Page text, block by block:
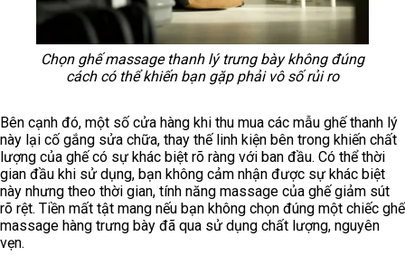
Chọn ghế massage thanh lý trưng bày không đúng
cách có thể khiến bạn gặp phải vô số rủi ro
Bên cạnh đó, một số cửa hàng khi thu mua các mẫu ghế thanh lý
này lại cố gắng sửa chữa, thay thế linh kiện bên trong khiến chất
lượng của ghế có sự khác biệt rõ ràng với ban đầu. Có thể thời
gian đầu khi sử dụng, bạn không cảm nhận được sự khác biệt
này nhưng theo thời gian, tính năng massage của ghế giảm sút
rõ rệt. Tiền mất tật mang nếu bạn không chọn đúng một chiếc ghế
massage hàng trưng bày đã qua sử dụng chất lượng, nguyên
vẹn.